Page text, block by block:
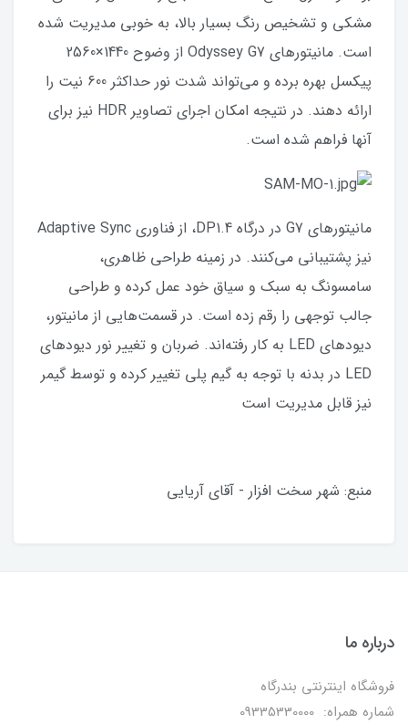
مشکی و تشخیص رنگ بسیار بالا، به خوبی مدیریت شده
است. مانیتورهای Odyssey G7 از وضوح 1440×2560
پیکسل بهره برده و می‌تواند شدت نور حداکثر 600 نیت را
ارائه دهند. در نتیجه امکان اجرای تصاویر HDR نیز برای
آنها فراهم شده است.
مانیتورهای G7 در درگاه DP1.4، از فناوری Adaptive Sync
نیز پشتیبانی می‌کنند. در زمینه طراحی ظاهری،
سامسونگ به سبک و سیاق خود عمل کرده و طراحی
جالب توجهی را رقم زده است. در قسمت‌هایی از مانیتور،
دیودهای LED به کار رفته‌اند. ضربان و تغییر نور دیودهای
LED در بدنه با توجه به گیم پلی تغییر کرده و توسط گیمر
نیز قابل مدیریت است
منبع: شهر سخت افزار - آقای آریایی
درباره ما
فروشگاه اینترنتی بندرگاه
شماره همراه: 09335330000